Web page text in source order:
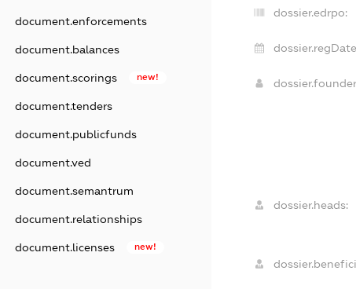
document.enforcements
document.balances
document.scorings new!
document.tenders
document.publicfunds
document.ved
document.semantrum
document.relationships
document.licenses new!
dossier.edrpo:
dossier.heads: